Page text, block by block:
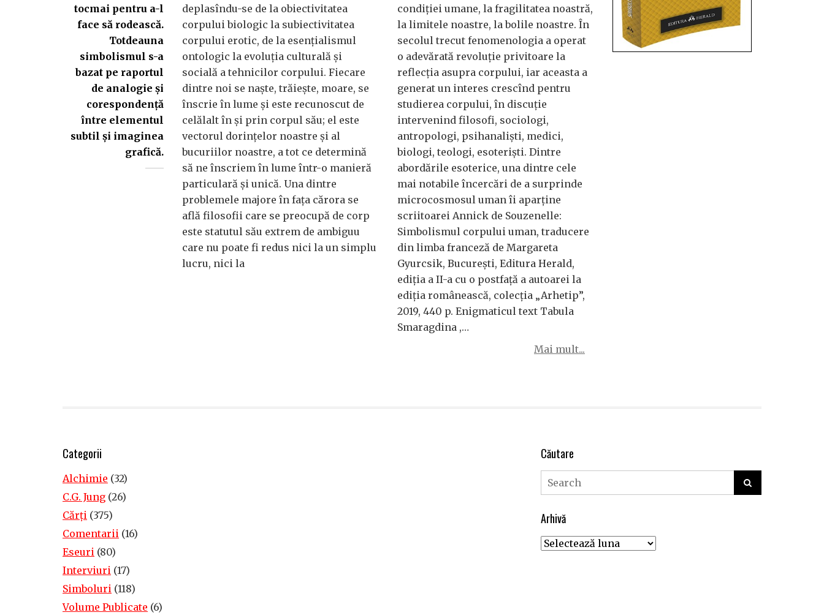
tocmai pentru a-l
face să rodească.
Totdeauna
simbolismul s-a
bazat pe raportul
de analogie și
corespondență
între elementul
subtil și imaginea
grafică.
deplasîndu-se de la obiectivitatea
corpului biologic la subiectivitatea
corpului erotic, de la esențialismul
ontologic la evoluția culturală și
socială a tehnicilor corpului. Fiecare
dintre noi se naște, trăiește, moare, se
înscrie în lume și este recunoscut de
celălalt în și prin corpul său; el este
vectorul dorințelor noastre și al
bucuriilor noastre, a tot ce determină
să ne înscriem în lume într-o manieră
particulară și unică. Una dintre
problemele majore în fața cărora se
află filosofii care se preocupă de corp
este statutul său extrem de ambiguu
care nu poate fi redus nici la un simplu
lucru, nici la
condiției umane, la fragilitatea noastră,
la limitele noastre, la bolile noastre. În
secolul trecut fenomenologia a operat
o adevărată revoluție privitoare la
reflecția asupra corpului, iar aceasta a
generat un interes crescînd pentru
studierea corpului, în discuție
intervenind filosofi, sociologi,
antropologi, psihanaliști, medici,
biologi, teologi, esoteriști. Dintre
abordările esoterice, una dintre cele
mai notabile încercări de a surprinde
microcosmosul uman îi aparține
scriitoarei Annick de Souzenelle:
Simbolismul corpului uman, traducere
din limba franceză de Margareta
Gyurcsik, București, Editura Herald,
ediția a II-a cu o postfață a autoarei la
ediția românească, colecția „Arhetip”,
2019, 440 p. Enigmaticul text Tabula
Smaragdina ,…
Mai mult...
Categorii
Alchimie (32)
C.G. Jung (26)
Cărţi (375)
Comentarii (16)
Eseuri (80)
Interviuri (17)
Simboluri (118)
Volume Publicate (6)
Căutare
Arhivă